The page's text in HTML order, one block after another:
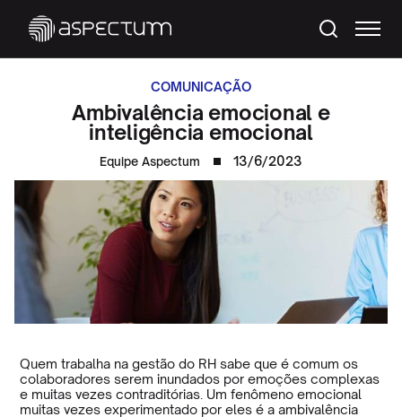
COMUNICAÇÃO
Ambivalência emocional e
inteligência emocional
Equipe Aspectum 13/6/2023
Quem trabalha na gestão do RH sabe que é comum os
colaboradores serem inundados por emoções complexas
e muitas vezes contraditórias. Um fenômeno emocional
muitas vezes experimentado por eles é a ambivalência